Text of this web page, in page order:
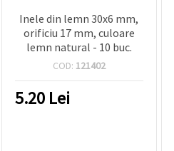
Inele din lemn 30x6 mm,
orificiu 17 mm, culoare
lemn natural - 10 buc.
COD: 121402
5.20 Lei